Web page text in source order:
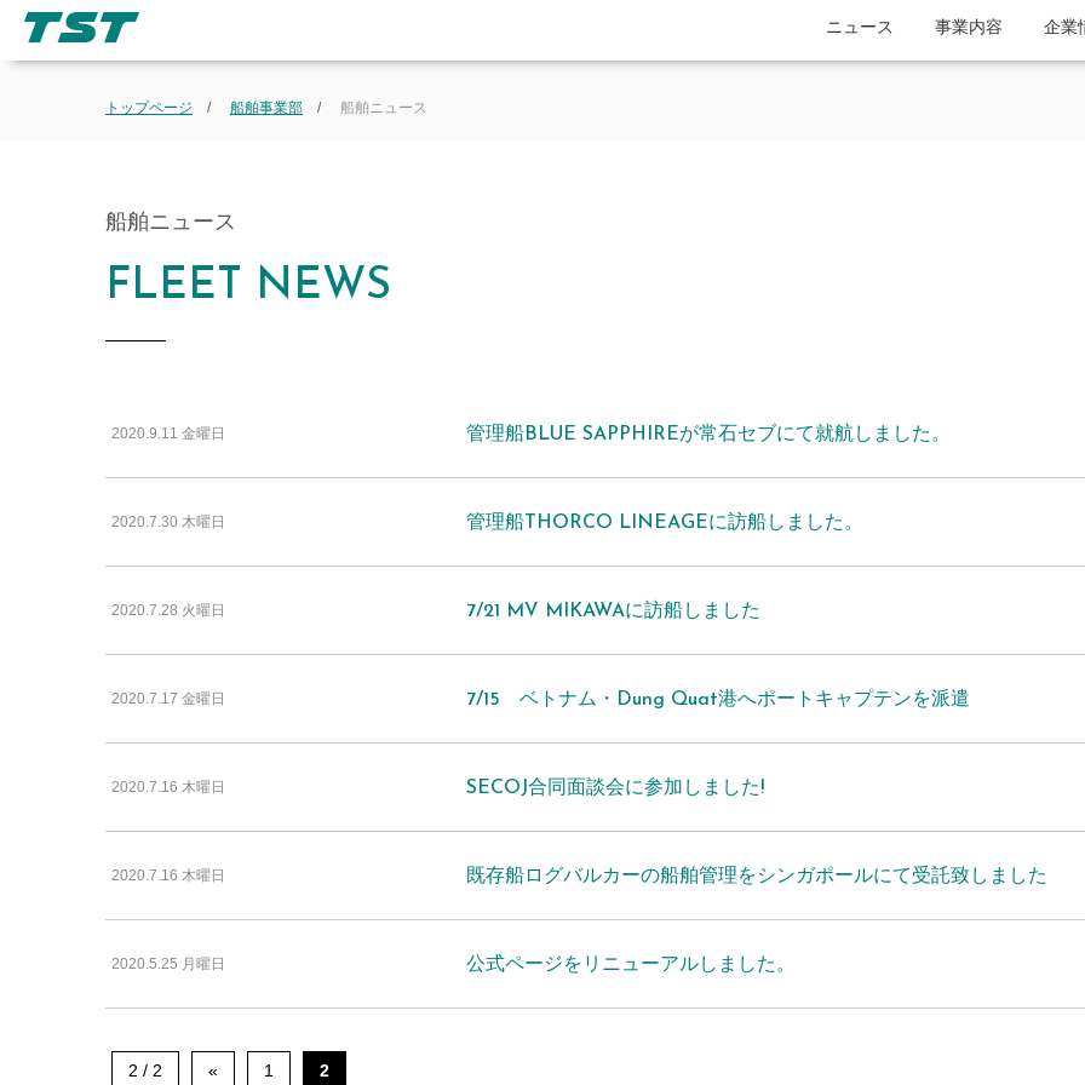
ニュース 事業内容 企業
トップページ 船舶事業部 船舶ニュース
船舶ニュース
FLEET NEWS
2020.9.11 金曜日 管理船BLUE SAPPHIREが常石セブにて就航しました。
2020.7.30 木曜日 管理船THORCO LINEAGEに訪船しました。
2020.7.28 火曜日 7/21 MV MIKAWAに訪船しました
2020.7.17 金曜日 7/15 ベトナム・Dung Quat港へポートキャプテンを派遣
2020.7.16 木曜日 SECOJ合同面談会に参加しました!
2020.7.16 木曜日 既存船ログバルカーの船舶管理をシンガポールにて受託致しました
2020.5.25 月曜日 公式ページをリニューアルしました。
2 / 2 « 1 2